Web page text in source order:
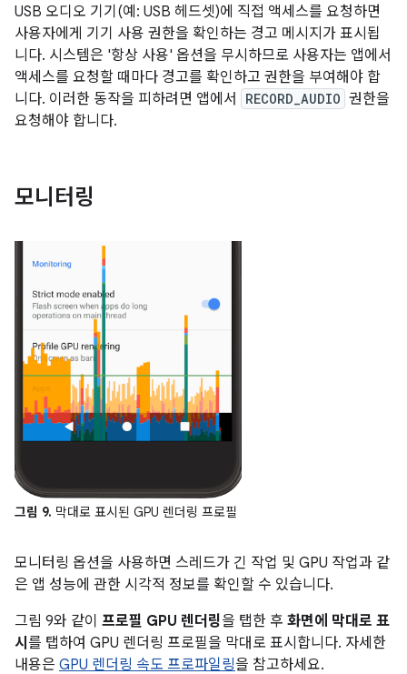
USB 오디오 기기(예: USB 헤드셋)에 직접 액세스를 요청하면
사용자에게 기기 사용 권한을 확인하는 경고 메시지가 표시됩
니다. 시스템은 '항상 사용' 옵션을 무시하므로 사용자는 앱에서
액세스를 요청할 때마다 경고를 확인하고 권한을 부여해야 합
니다. 이러한 동작을 피하려면 앱에서
RECORD_AUDIO 권한을
요청해야 합니다.
모니터링
그림 9. 막대로 표시된 GPU 렌더링 프로필
모니터링 옵션을 사용하면 스레드가 긴 작업 및 GPU 작업과 같
은 앱 성능에 관한 시각적 정보를 확인할 수 있습니다.
그림 9와 같이 프로필 GPU 렌더링을 탭한 후 화면에 막대로 표
시 를 탭하여 GPU 렌더링 프로필을 막대로 표시합니다. 자세한
내용은 GPU 렌더링 속도 프로파일링을 참고하세요.